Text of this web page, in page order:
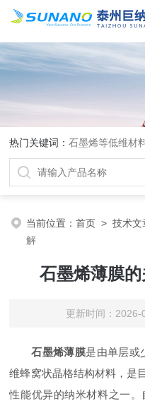
热门关键词：石墨烯等低维材
当前位置：首页 >技术文
解
石墨烯薄膜
更新时间：
石墨烯薄膜是由单层或
维蜂窝状晶格结构材料，是
性能优异的纳米材料之一